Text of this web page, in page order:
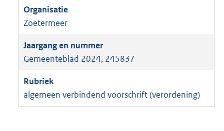
Zoetermeer
Gemeenteblad 2024, 245837
algemeen verbindend voorschrift (verordening)